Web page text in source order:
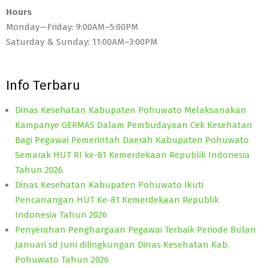
Hours
Monday—Friday: 9:00AM–5:00PM
Saturday & Sunday: 11:00AM–3:00PM
Info Terbaru
Dinas Kesehatan Kabupaten Pohuwato Melaksanakan
Kampanye GERMAS Dalam Pembudayaan Cek Kesehatan
Bagi Pegawai Pemerintah Daerah Kabupaten Pohuwato
Semarak HUT RI ke-81 Kemerdekaan Republik Indonesia
Tahun 2026.
Dinas Kesehatan Kabupaten Pohuwato Ikuti
Pencanangan HUT Ke-81 Kemerdekaan Republik
Indonesia Tahun 2026
Penyerahan Penghargaan Pegawai Terbaik Periode Bulan
Januari sd Juni dilingkungan Dinas Kesehatan Kab.
Pohuwato Tahun 2026